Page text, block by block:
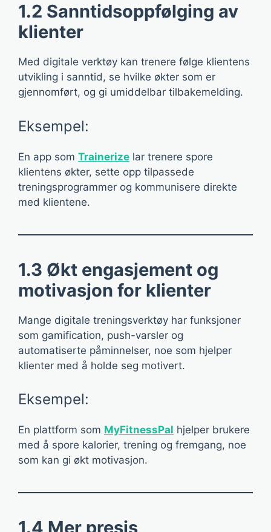
1.2 Sanntidsoppfølging av
klienter
Med digitale verktøy kan trenere følge klientens
utvikling i sanntid, se hvilke økter som er
gjennomført, og gi umiddelbar tilbakemelding.
Eksempel:
En app som Trainerize lar trenere spore
klientens økter, sette opp tilpassede
treningsprogrammer og kommunisere direkte
med klientene.
1.3 Økt engasjement og
motivasjon for klienter
Mange digitale treningsverktøy har funksjoner
som gamification, push-varsler og
automatiserte påminnelser, noe som hjelper
klienter med å holde seg motivert.
Eksempel:
En plattform som MyFitnessPal hjelper brukere
med å spore kalorier, trening og fremgang, noe
som kan gi økt motivasjon.
1.4 Mer presis